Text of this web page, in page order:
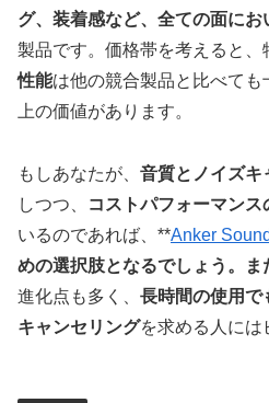
グ、装着感など、全ての面にお
製品です。価格帯を考えると、
性能は他の競合製品と比べて
上の価値があります。
もしあなたが、 音質とノイズキ
しつつ、
コストパフォーマン
いるのであれば、**Anker
めの選択肢となるでしょう。ま
進化点も多く、 長時間の使用で
キャンセリングを求める人には